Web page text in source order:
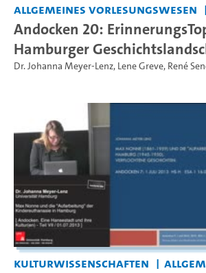
Allgemeines Vorlesungswesen
Andocken 20:
Hamburger
Dr. Johanna Meyer-Lenz, Lene Greve, René
Kulturwissenschaften